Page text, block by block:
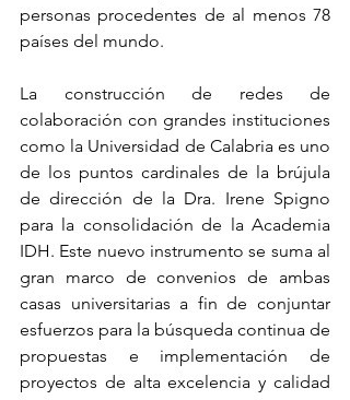
personas procedentes de al menos 78
países del mundo.
La construcción de redes de
colaboración con grandes instituciones
como la Universidad de Calabria es uno
de los puntos cardinales de la brújula
de dirección de la Dra. Irene Spigno
para la consolidación de la Academia
IDH. Este nuevo instrumento se suma al
gran marco de convenios de ambas
casas universitarias a fin de conjuntar
esfuerzos para la búsqueda continua de
propuestas e implementación de
proyectos de alta excelencia y calidad